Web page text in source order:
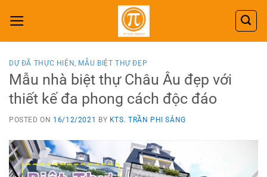
content
DỰ ĐÃ THỰC HIỆN, MẪU BIỆT THỰ ĐẸP
Mẫu nhà biệt thự Châu Âu đẹp với
thiết kế đa phong cách độc đáo
POSTED ON 16/12/2021 BY KTS. TRẦN PHI SÁNG